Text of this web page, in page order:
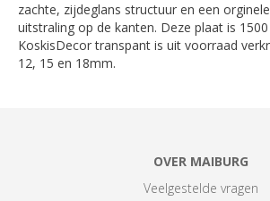
zachte, zijdeglans structuur en een
uitstraling op de kanten. Deze plaat is
KoskisDecor transpant is uit voorraad
12, 15 en 18mm.
OVER MAIBURG
Veelgestelde vragen